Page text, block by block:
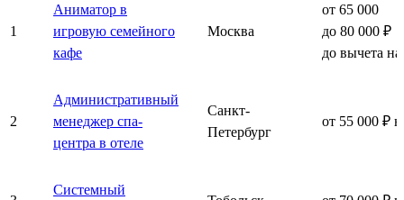
1
Аниматор в
игровую семейного
кафе
Москва
от 65 000
до 80 000 ₽
до вычета
2
Административный
менеджер спа-
центра в отеле
Санкт-
Петербург
от 55 000 ₽
Системный